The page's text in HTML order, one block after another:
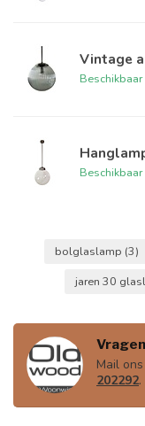
Vintage
Beschikbaar
Beschikbaar
bolglaslamp (3)
jaren 30
Mail
202292.